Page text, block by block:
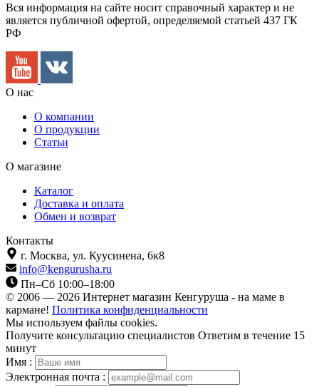
Вся информация на сайте носит справочный характер и не
является публичной офертой, определяемой статьей 437 ГК
РФ
О нас
О компании
О продукции
Статьи
О магазине
Каталог
Доставка и оплата
Обмен и возврат
Контакты
г. Москва, ул. Куусинена, 6к8
info@kengurusha.ru
Пн–Сб 10:00–18:00
© 2006 — 2026 Интернет магазин Кенгуруша - на маме в
кармане! Политика конфиденциальности
Мы используем файлы cookies.
Получите консультацию специалистов Ответим в течение 15
минут
Имя :
Электронная почта :